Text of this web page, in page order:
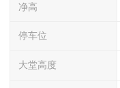
净高
停车位
大堂高度